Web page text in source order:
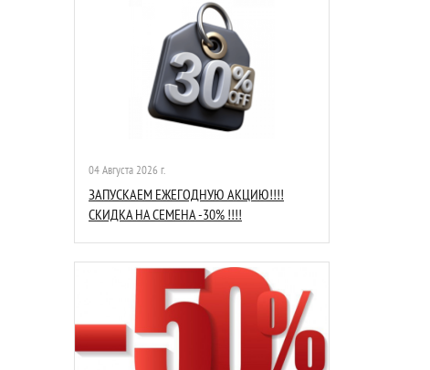
04 Августа 2026 г.
ЗАПУСКАЕМ ЕЖЕГОДНУЮ АКЦИЮ!!!!
СКИДКА НА СЕМЕНА -30% !!!!